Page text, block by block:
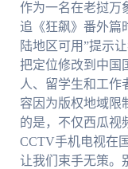
作为一名在老挝万
追《狂飙》番外篇
陆地区可用”提示
把定位修改到中国
人、留学生和工
容因为版权地域限
的是，不仅西瓜视
CCTV手机电视在
让我们束手无策。